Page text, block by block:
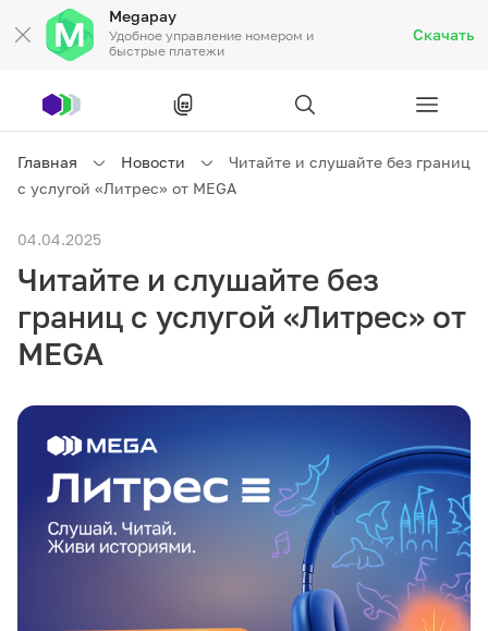
Megapay
Удобное управление номером и
быстрые платежи
Скачать
Частным клиентам
Бизнесу
Связь
eSIM M2M
Главная Новости
Читайте и слушайте без границ
с услугой «Литрес» от MEGA
04.04.2025
Читайте и слушайте без
границ с услугой «Литрес» от
MEGA